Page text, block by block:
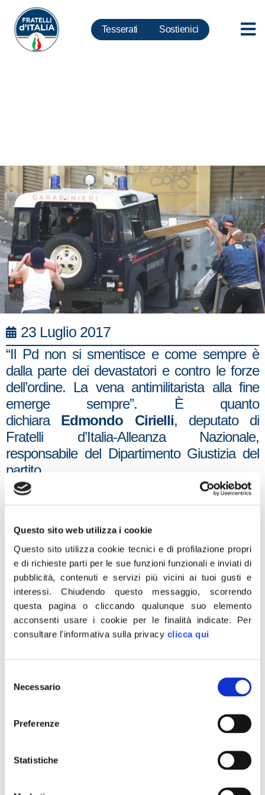
Questo sito web utilizza i cookie
Questo sito utilizza cookie tecnici e di profilazione propri
e di richieste parti per le sue funzioni funzionali e inviati di
pubblicità, contenuti e servizi più vicini ai tuoi gusti e
interessi.Chiudendo questo messaggio, scorrendo
questa pagina o cliccando qualunque suo elemento
acconsenti usare i cookie per le finalità indicate. Per
consultare l'informativa sulla privacy clicca qui
delNecessario
Preferenze
Statistiche
Tesserati Sostienici
23 Luglio 2017
“Il Pd non si smentisce e come sempre è
dalla parte dei devastatori e contro le forze
dell’ordine. La vena antimilitarista alla fine
emerge sempre”. È quanto
dichiara Edmondo Cirielli, deputato di
Fratelli d’Italia-Alleanza Nazionale,
responsabile del Dipartimento Giustizia del
partito.
“A chi definisce inaccettabili e ingiustificabili le
Urbisaglia, sarebbe il caso di ricordare, a
prescindere dal merito, che Carlo Giuliani
non è certo un eroe, ma un ragazzo che a
ventitré anni è sceso in piazza e, con il volto
coperto, ha impugnato un estintore da
scagliare in testa ad un carabiniere; che
piaccia o no un delinquente. E questo è un
fatto indubbio e su cui purtroppo continuano
“Il dolore dei familiari per quello che accadde
non è certo in discussione e la morte di un
giovane in piazza è sempre una morte –
conclude Cirielli – ma l’uso legittimo delle
armi contro i violenti è giusto in questi casi e,
proprio per questo, la legge penale sancisce
il diritto-dovere delle forze dell’ordine di